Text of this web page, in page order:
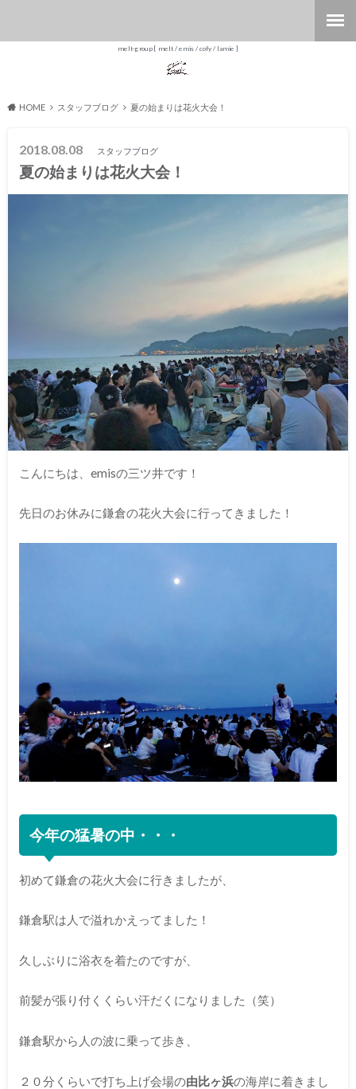
melt-group [ melt / emis / cofy / lamie ]
HOME スタッフブログ 夏の始まりは花火大会！
2018.08.08 スタッフブログ
夏の始まりは花火大会！
こんにちは、emisの三ツ井です！
先日のお休みに鎌倉の花火大会に行ってきました！
今年の猛暑の中・・・
初めて鎌倉の花火大会に行きましたが、
鎌倉駅は人で溢れかえってました！
久しぶりに浴衣を着たのですが、
前髪が張り付くくらい汗だくになりました（笑）
鎌倉駅から人の波に乗って歩き、
２０分くらいで打ち上げ会場の由比ヶ浜の海岸に着きまし